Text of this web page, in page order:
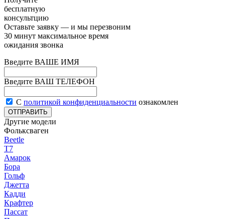
беcплатную
консультцию
Оставьте заявку — и мы перезвоним
30 минут максимальное время
ожидания звонка
Введите ВАШЕ ИМЯ
Введите ВАШ ТЕЛЕФОН
С политикой конфиденциальности ознакомлен
ОТПРАВИТЬ
Другие модели
Фольксваген
Beetle
T7
Амарок
Бора
Гольф
Джетта
Кадди
Крафтер
Пассат